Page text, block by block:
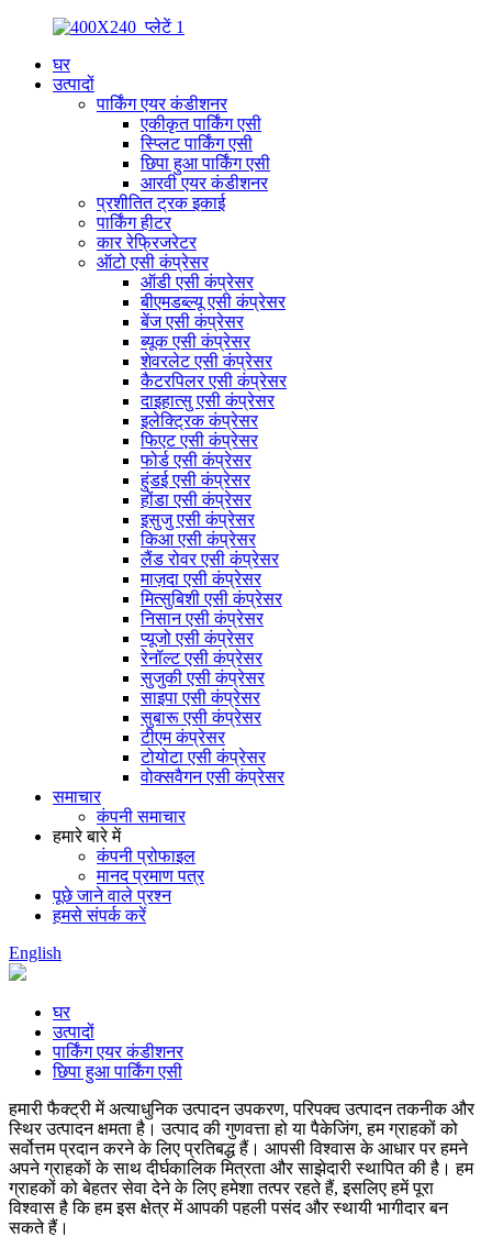
घर
उत्पादों
पार्किंग एयर कंडीशनर
एकीकृत पार्किंग एसी
स्प्लिट पार्किंग एसी
छिपा हुआ पार्किंग एसी
आरवी एयर कंडीशनर
प्रशीतित ट्रक इकाई
पार्किंग हीटर
कार रेफ्रिजरेटर
ऑटो एसी कंप्रेसर
ऑडी एसी कंप्रेसर
बीएमडब्ल्यू एसी कंप्रेसर
बेंज एसी कंप्रेसर
ब्यूक एसी कंप्रेसर
शेवरलेट एसी कंप्रेसर
कैटरपिलर एसी कंप्रेसर
दाइहात्सु एसी कंप्रेसर
इलेक्ट्रिक कंप्रेसर
फिएट एसी कंप्रेसर
फोर्ड एसी कंप्रेसर
हुंडई एसी कंप्रेसर
होंडा एसी कंप्रेसर
इसुजु एसी कंप्रेसर
किआ एसी कंप्रेसर
लैंड रोवर एसी कंप्रेसर
माज़दा एसी कंप्रेसर
मित्सुबिशी एसी कंप्रेसर
निसान एसी कंप्रेसर
प्यूजो एसी कंप्रेसर
रेनॉल्ट एसी कंप्रेसर
सुजुकी एसी कंप्रेसर
साइपा एसी कंप्रेसर
सुबारू एसी कंप्रेसर
टीएम कंप्रेसर
टोयोटा एसी कंप्रेसर
वोक्सवैगन एसी कंप्रेसर
समाचार
कंपनी समाचार
हमारे बारे में
कंपनी प्रोफाइल
मानद प्रमाण पत्र
पूछे जाने वाले प्रश्न
हमसे संपर्क करें
English
घर
उत्पादों
पार्किंग एयर कंडीशनर
छिपा हुआ पार्किंग एसी
हमारी फैक्ट्री में अत्याधुनिक उत्पादन उपकरण, परिपक्व उत्पादन तकनीक और
स्थिर उत्पादन क्षमता है। उत्पाद की गुणवत्ता हो या पैकेजिंग, हम ग्राहकों को
सर्वोत्तम प्रदान करने के लिए प्रतिबद्ध हैं। आपसी विश्वास के आधार पर हमने
अपने ग्राहकों के साथ दीर्घकालिक मित्रता और साझेदारी स्थापित की है। हम
ग्राहकों को बेहतर सेवा देने के लिए हमेशा तत्पर रहते हैं, इसलिए हमें पूरा
विश्वास है कि हम इस क्षेत्र में आपकी पहली पसंद और स्थायी भागीदार बन
सकते हैं।